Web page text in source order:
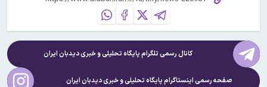
کانال رسمی تلگرام پایگاه تحلیلی و خبریدیدبان ایران
صفحه رسمی اینستاگرام پایگاه تحلیلی و خبریدیدبان ایران